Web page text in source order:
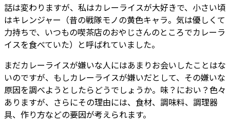
話は変わりますが、私はカレーライスが大好きで、小さい頃
はキレンジャー（昔の戦隊モノの黄色キャラ。気は優しくて
力持ちで、いつもの喫茶店のおやじさんのところでカレーラ
イスを食べていた）と呼ばれていました。
まだカレーライスが嫌いな人にはあまりお会いしたことはな
いのですが、もしカレーライスが嫌いだとして、その嫌いな
原因を調べようとしたらどうでしょうか。味？におい？色々
ありますが、さらにその理由には、食材、調味料、調理器
具、作り方などの要因が考えられます。